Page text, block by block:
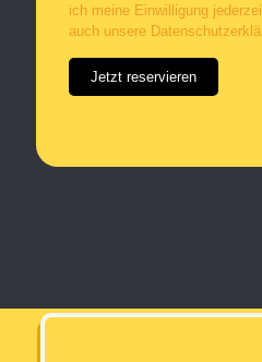
ich meine Einwilligung
auch unsere